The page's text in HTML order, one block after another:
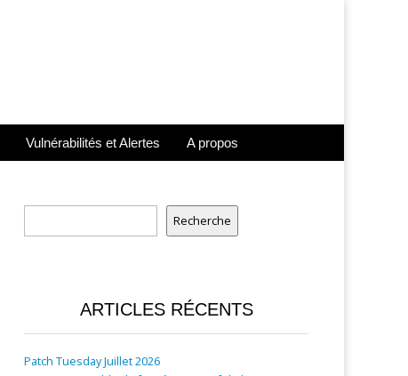
Vulnérabilités et Alertes A propos
Recherche
ARTICLES RÉCENTS
Patch Tuesday Juillet 2026